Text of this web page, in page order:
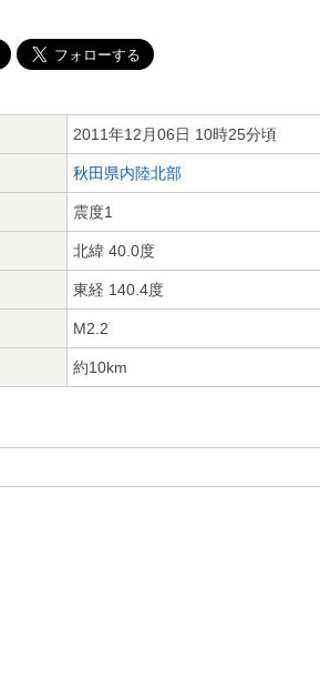
2011年12月06日 10時25分頃
秋田県内陸北部
震度1
北緯 40.0度
東経 140.4度
M2.2
約10km